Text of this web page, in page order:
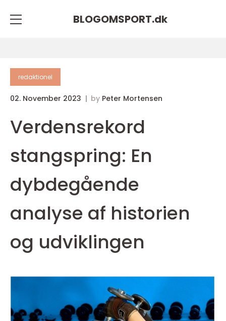
BLOGOMSPORT.dk
redaktionel
02. November 2023 by Peter Mortensen
Verdensrekord
stangspring: En
dybdegående
analyse af historien
og udviklingen